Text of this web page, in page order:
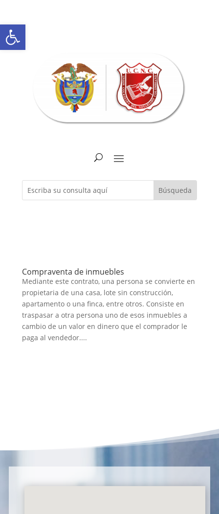
Abrir barra de herramientas
Compraventa de inmuebles
Mediante este contrato, una persona se convierte en
propietaria de una casa, lote sin construcción,
apartamento o una finca, entre otros. Consiste en
traspasar a otra persona uno de esos inmuebles a
cambio de un valor en dinero que el comprador le
paga al vendedor....